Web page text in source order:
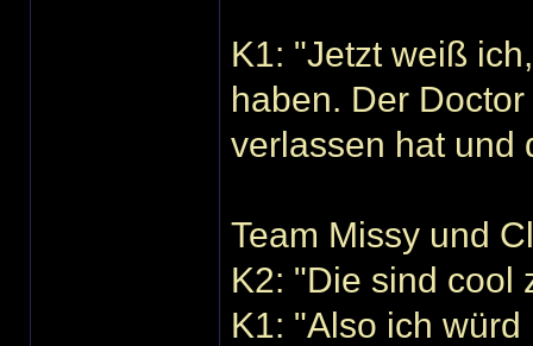
K1: "Jetzt weiß
haben. Der
verlassen hat und
Team Missy und
K2: "Die sind cool
K1: "Also ich